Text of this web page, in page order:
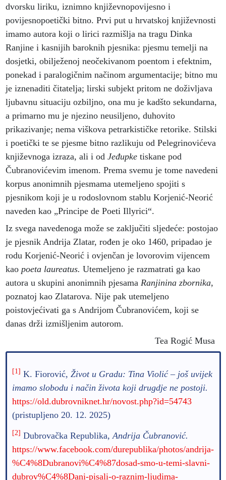
dvorsku liriku, iznimno književnopovijesno i
povijesnopoetički bitno. Prvi put u hrvatskoj književnosti
imamo autora koji o lirici razmišlja na tragu Dinka
Ranjine i kasnijih baroknih pjesnika: pjesmu temelji na
dosjetki, obilježenoj neočekivanom poentom i efektnim,
ponekad i paralogičnim načinom argumentacije; bitno mu
je iznenaditi čitatelja; lirski subjekt pritom ne doživljava
ljubavnu situaciju ozbiljno, ona mu je kadšto sekundarna,
a primarno mu je njezino neusiljeno, duhovito
prikazivanje; nema viškova petrarkističke retorike. Stilski
i poetički te se pjesme bitno razlikuju od Pelegrinovićeva
književnoga izraza, ali i od Jeđupketiskane pod
Čubranovićevim imenom. Prema svemu je tome navedeni
korpus anonimnih pjesmama utemeljeno spojiti s
pjesnikom koji je u rodoslovnom stablu Korjenić-Neorić
naveden kao „Principe de Poeti Illyrici“.
Iz svega navedenoga može se zaključiti sljedeće: postojao
je pjesnik Andrija Zlatar, rođen je oko 1460, pripadao je
rodu Korjenić-Neorić i ovjenčan je lovorovim vijencem
kao poeta laureatus. Utemeljeno je razmatrati ga kao
autora u skupini anonimnih pjesama Ranjinina zbornika,
poznatoj kao Zlatarova. Nije pak utemeljeno
poistovjećivati ga s Andrijom Čubranovićem, koji se
danas drži izmišljenim autorom.
Tea Rogić Musa
[1] K. Fiorović, Život u Gradu: Tina Violić – još uvijek
imamo slobodu i način života koji drugdje ne postoji.
https://old.dubrovniknet.hr/novost.php?id=54743
(pristupljeno 20. 12. 2025)
[2] Dubrovačka Republika, Andrija Čubranović.
https://www.facebook.com/durepublika/photos/andrija-
%C4%8Dubranovi%C4%87dosad-smo-u-temi-slavni-
dubrov%C4%8Dani-pisali-o-raznim-ljudima-